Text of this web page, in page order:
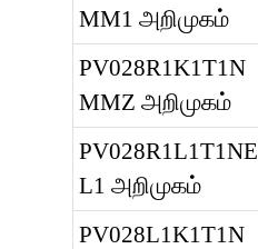
MM1 அறிமுகம்
PV028R1K1T1N
MMZ அறிமுகம்
PV028R1L1T1NE
L1 அறிமுகம்
PV028L1K1T1N